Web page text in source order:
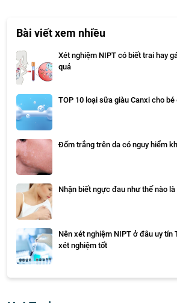
Bài viết xem nhiều
Xét nghiệm NIPT có biết trai hay
quả
TOP 10 loại sữa giàu Canxi cho
Đốm trắng trên da có nguy hiểm
Nhận biết ngực đau như thế nào là
Nên xét nghiệm NIPT ở đâu uy tín
xét nghiệm tốt